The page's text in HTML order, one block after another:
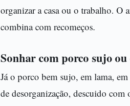
organizar a casa ou o trabalho. O
combina com recomeços.
Sonhar com porco sujo ou
Já o porco bem sujo, em lama,
de desorganização, descuido